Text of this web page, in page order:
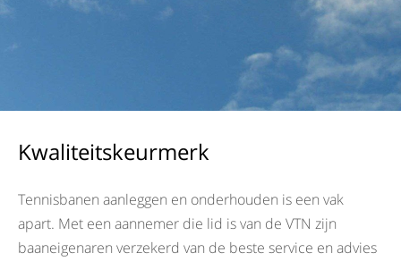
Kwaliteitskeurmerk
Tennisbanen aanleggen en onderhouden is een vak
apart. Met een aannemer die lid is van de VTN zijn
baaneigenaren verzekerd van de beste service en advies